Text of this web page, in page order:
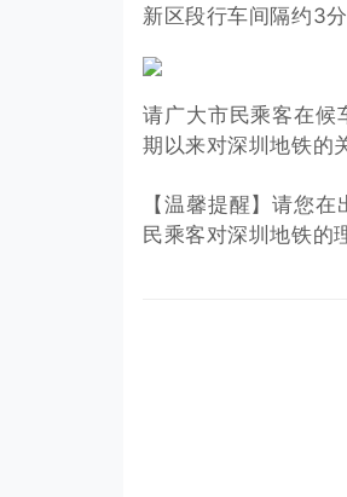
新区段行车间隔约3
请广大市民乘客在候
期以来对深圳地铁的
【温馨提醒】请您
民乘客对深圳地铁的